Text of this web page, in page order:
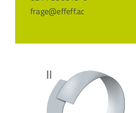
frage@effeff.ac